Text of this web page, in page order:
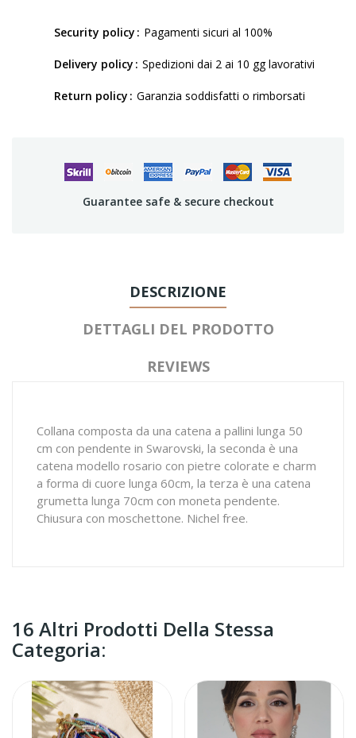
Security policy Pagamenti sicuri al 100%
Delivery policy Spedizioni dai 2 ai 10 gg lavorativi
Return policy Garanzia soddisfatti o rimborsati
Guarantee safe & secure checkout
DESCRIZIONE
DETTAGLI DEL PRODOTTO
REVIEWS
Collana composta da una catena a pallini lunga 50
cm con pendente in Swarovski, la seconda è una
catena modello rosario con pietre colorate e charm
a forma di cuore lunga 60cm, la terza è una catena
grumetta lunga 70cm con moneta pendente.
Chiusura con moschettone. Nichel free.
16 Altri Prodotti Della Stessa
Categoria: